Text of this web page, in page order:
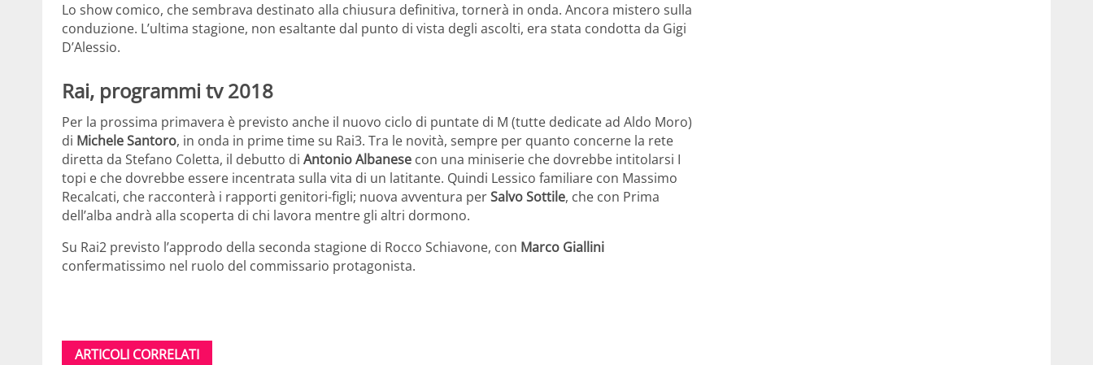
Lo show comico, che sembrava destinato alla chiusura definitiva, tornerà in onda. Ancora mistero sulla
conduzione. L’ultima stagione, non esaltante dal punto di vista degli ascolti, era stata condotta da Gigi
D’Alessio.
Rai, programmi tv 2018
Per la prossima primavera è previsto anche il nuovo ciclo di puntate di M (tutte dedicate ad Aldo Moro)
di Michele Santoro, in onda in prime time su Rai3. Tra le novità, sempre per quanto concerne la rete
diretta da Stefano Coletta, il debutto di Antonio Albanese con una miniserie che dovrebbe intitolarsi I
topi e che dovrebbe essere incentrata sulla vita di un latitante. Quindi Lessico familiare con Massimo
Recalcati, che racconterà i rapporti genitori-figli; nuova avventura perSalvo Sottile, che con Prima
dell’alba andrà alla scoperta di chi lavora mentre gli altri dormono.
Su Rai2 previsto l’approdo della seconda stagione di Rocco Schiavone, con Marco Giallini
confermatissimo nel ruolo del commissario protagonista.
ARTICOLI CORRELATI